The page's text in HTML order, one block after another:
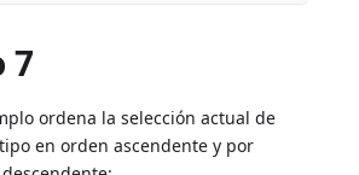
7
ordena la selección actual de
en orden ascendente y por